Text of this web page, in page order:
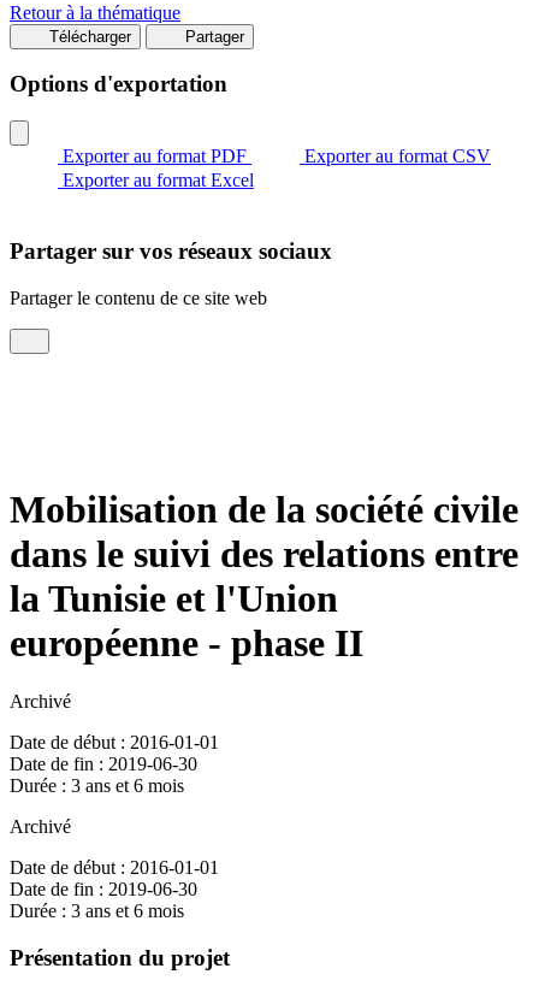
Retour à la thématique
Télécharger Partager
Options d'exportation
Exporter au format PDF
Exporter au format CSV
Exporter au format Excel
Partager sur vos réseaux sociaux
Partager le contenu de ce site web
Mobilisation de la société civile
dans le suivi des relations entre
la Tunisie et l'Union
européenne - phase II
Archivé
Date de début : 2016-01-01
Date de fin : 2019-06-30
Durée : 3 ans et 6 mois
Archivé
Date de début : 2016-01-01
Date de fin : 2019-06-30
Durée : 3 ans et 6 mois
Présentation du projet